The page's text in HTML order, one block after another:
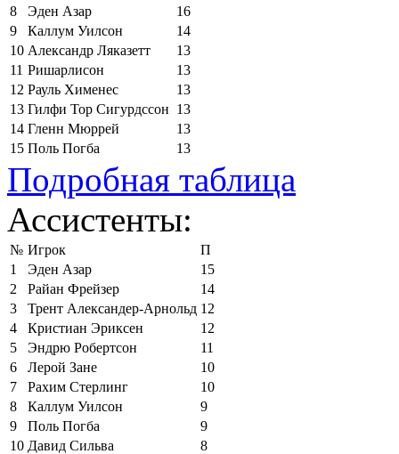
8
Эден Азар
16
9
Каллум Уилсон
14
10 Александр Ляказетт
13
11 Ришарлисон
13
12 Рауль Хименес
13
13 Гилфи Тор Сигурдссон 13
14 Гленн Мюррей
13
15 Поль Погба 13
Подробная таблица
Ассистенты:
№ Игрок
П
1
Эден Азар
15
2
Райан Фрейзер
14
3
Трент Александер-Арнольд 12
4
Кристиан Эриксен
12
5
Эндрю Робертсон
11
6
Лерой Зане
10
7
Рахим Стерлинг
10
8
Каллум Уилсон
9
9
Поль Погба
9
10 Давид Сильва
8